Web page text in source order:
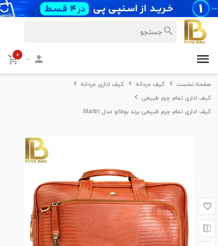
۰
صفحه نخست کیف مردانه
کیف اداری مردانه
کیف اداری تمام چرم طبیعی
کیف اداری تمام چرم طبیعی برند بوفالو مدل Martin